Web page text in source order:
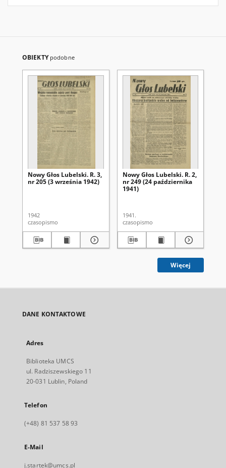
OBIEKTY podobne
Nowy Głos Lubelski. R. 3,
nr 205 (3 września 1942)
1942
czasopismo
Nowy Głos Lubelski. R. 2,
nr 249 (24 października
1941)
1941.
czasopismo
Więcej
DANE KONTAKTOWE
Adres
Biblioteka UMCS
ul. Radziszewskiego 11
20-031 Lublin, Poland
Telefon
(+48) 81 537 58 93
E-Mail
j.startek@umcs.pl